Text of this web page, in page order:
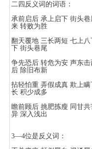
二四反义词的词语：
承前启后 承上启下 街头
来 转败为胜
翻天覆地 三长两短 七上
下 街头巷尾
争先恐后 转危为安 声东
后 除旧布新
拈轻怕重 弄假成真 欺上
长 积少成多
瞻前顾后 挑肥拣瘦 同甘
异 深入浅出
3—4位是反义词：